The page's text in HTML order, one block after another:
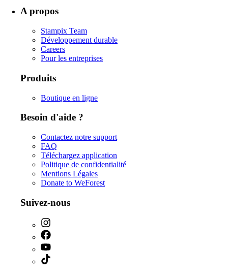
A propos
Stampix Team
Développement durable
Careers
Pour les entreprises
Produits
Boutique en ligne
Besoin d'aide ?
Contactez notre support
FAQ
Téléchargez application
Politique de confidentialité
Mentions Légales
Donate to WeForest
Suivez-nous